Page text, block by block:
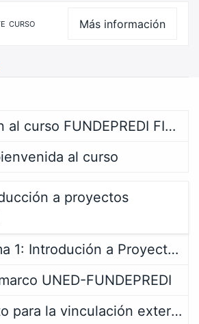
curso Más información
Motivación al curso FUNDEPREDI FIP100
al curso
a proyectos
Video Tema 1: Introdución a Proyectos FUNDEPREDI
UNED-FUNDEPREDI
Reglamento para la vinculación externa